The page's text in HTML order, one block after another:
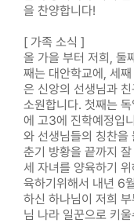
을 찬양합니다!
[ 가족 소식 ]
올 가을 부터 저희, 둘
째는 대안학교에, 세
은 신앙의 선생님과
소원합니다. 첫째는
에 고3에 진학예정입
와 선생님들의 칭찬을
춘기 방황을 끝까지
세 자녀를 양육하기
육하기위해서 내년 6
하신 하나님이 저희
님 나라 일꾼으로 키